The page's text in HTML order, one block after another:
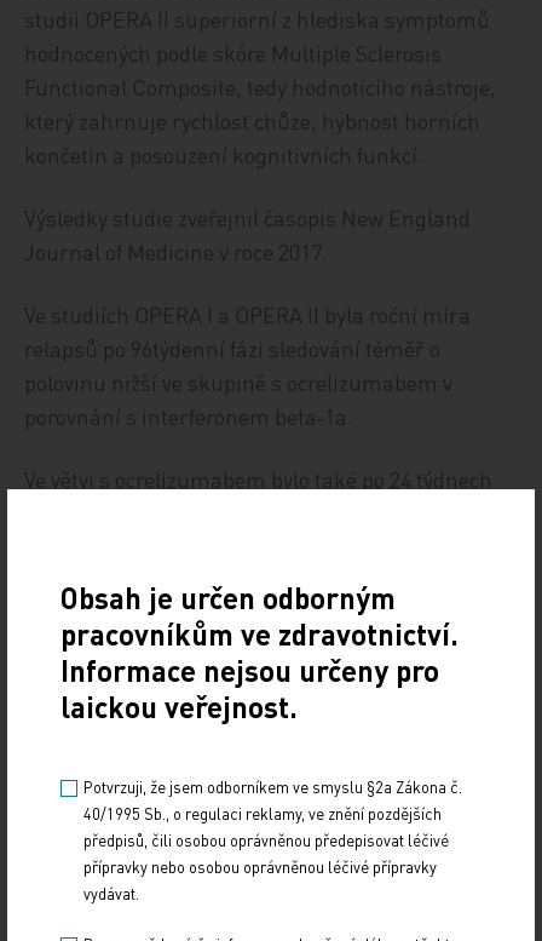
studii OPERA II superiorní z hlediska symptomů
hodnocených podle skóre Multiple Sclerosis
Functional Composite, tedy hodnoticího nástroje,
který zahrnuje rychlost chůze, hybnost horních
končetin a posouzení kognitivních funkcí.
Výsledky studie zveřejnil časopis New England
Journal of Medicine v roce 2017.
Ve studiích OPERA I a OPERA II byla roční míra
relapsů po 96týdenní fázi sledování téměř o
polovinu nižší ve skupině s ocrelizumabem v
porovnání s interferonem beta‑1a.
Ve větvi s ocrelizumabem bylo také po 24 týdnech
Počet lézí na magnetické rezonanci ve větvi s
ocrelizumabem čítal jen 0,02 ve srovnání s 0,29 ve
větvi s IFNβ‑1a (OPERA I), resp. 0,02 vs. 0,42
(OPERA II).
Stejně jako ve studii ORATORIO došlo ve studiích
OPERA I a II po ukončení zaslepené fáze III k
prodloužení studie – k fázi IIIb, v níž všichni
účastníci nadále pokračovali v terapii
ocrelizumabem. Lepší výsledky (například v roční
Obsah je určen odborným
pracovníkům ve zdravotnictví.
Informace nejsou určeny pro
laickou veřejnost.
Potvrzuji, že jsem odborníkem ve smyslu §2a Zákona č.
40/1995 Sb., o regulaci reklamy, ve znění pozdějších
předpisů, čili osobou oprávněnou předepisovat léčivé
přípravky nebo osobou oprávněnou léčivé přípravky
vydávat.